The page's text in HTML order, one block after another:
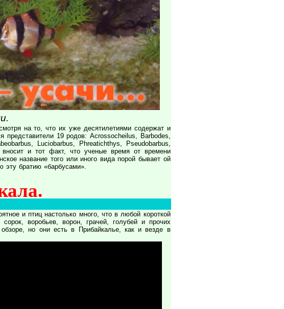
на то, что их уже десятилетиями содержат и
представители 19 родов: Acrossocheilus, Barbodes,
Luciobarbus, Phreatichthys, Pseudobarbus,
вносит и тот факт, что ученые время от времени
название того или иного вида порой бывает ой
братию «барбусами».
и птиц настолько много, что в любой короткой
воробьев, ворон, грачей, голубей и прочих
но они есть в Прибайкалье, как и везде в